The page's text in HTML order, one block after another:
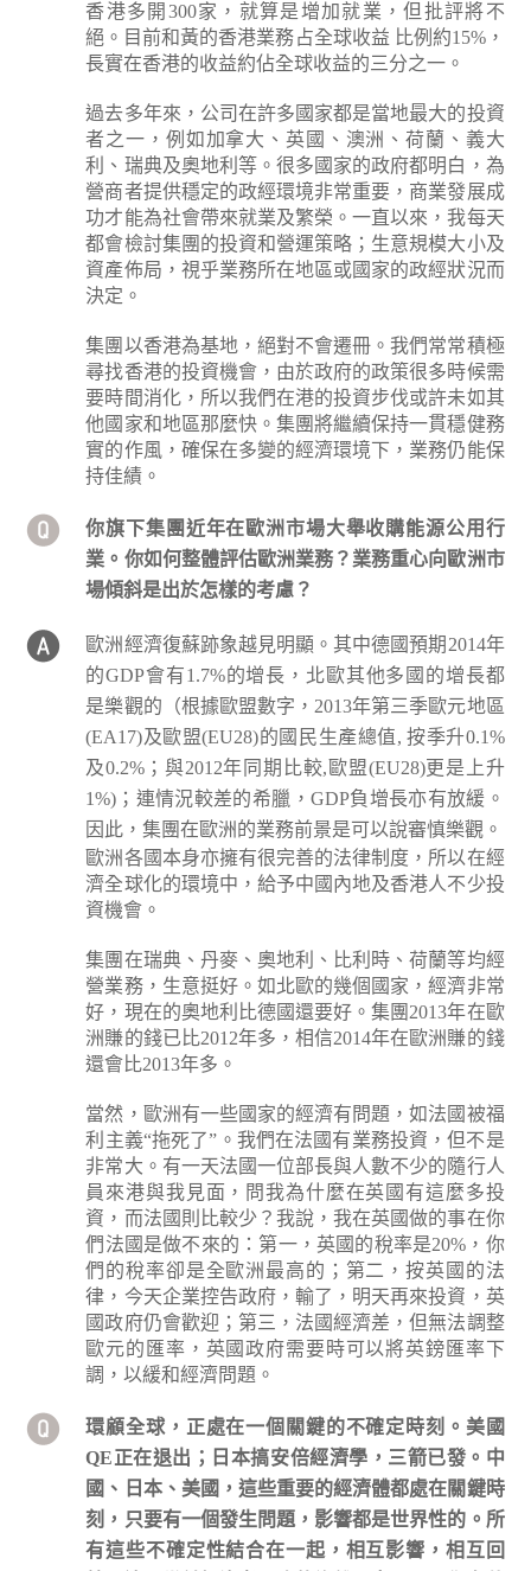
香港多開300家，就算是增加就業，但批評將不
絕。目前和黃的香港業務占全球收益 比例約15%，
長實在香港的收益約佔全球收益的三分之一。
過去多年來，公司在許多國家都是當地最大的投資
者之一，例如加拿大、英國、澳洲、荷蘭、義大
利、瑞典及奧地利等。很多國家的政府都明白，為
營商者提供穩定的政經環境非常重要，商業發展成
功才能為社會帶來就業及繁榮。一直以來，我每天
都會檢討集團的投資和營運策略；生意規模大小及
資產佈局，視乎業務所在地區或國家的政經狀況而
決定。
集團以香港為基地，絕對不會遷冊。我們常常積極
尋找香港的投資機會，由於政府的政策很多時候需
要時間消化，所以我們在港的投資步伐或許未如其
他國家和地區那麼快。集團將繼續保持一貫穩健務
實的作風，確保在多變的經濟環境下，業務仍能保
持佳績。
你旗下集團近年在歐洲市場大舉收購能源公用行
業。你如何整體評估歐洲業務？業務重心向歐洲市
場傾斜是出於怎樣的考慮？
歐洲經濟復蘇跡象越見明顯。其中德國預期2014年
的GDP會有1.7%的增長，北歐其他多國的增長都
是樂觀的（根據歐盟數字，2013年第三季歐元地區
(EA17)及歐盟(EU28)的國民生產總值, 按季升0.1%
及0.2%；與2012年同期比較,歐盟(EU28)更是上升
1%)；連情況較差的希臘，GDP負增長亦有放緩。
因此，集團在歐洲的業務前景是可以說審慎樂觀。
歐洲各國本身亦擁有很完善的法律制度，所以在經
濟全球化的環境中，給予中國內地及香港人不少投
資機會。
集團在瑞典、丹麥、奧地利、比利時、荷蘭等均經
營業務，生意挺好。如北歐的幾個國家，經濟非常
好，現在的奧地利比德國還要好。集團2013年在歐
洲賺的錢已比2012年多，相信2014年在歐洲賺的錢
還會比2013年多。
當然，歐洲有一些國家的經濟有問題，如法國被福
利主義“拖死了”。我們在法國有業務投資，但不是
非常大。有一天法國一位部長與人數不少的隨行人
員來港與我見面，問我為什麼在英國有這麼多投
資，而法國則比較少？我說，我在英國做的事在你
們法國是做不來的：第一，英國的稅率是20%，你
們的稅率卻是全歐洲最高的；第二，按英國的法
律，今天企業控告政府，輸了，明天再來投資，英
國政府仍會歡迎；第三，法國經濟差，但無法調整
歐元的匯率，英國政府需要時可以將英鎊匯率下
調，以緩和經濟問題。
環顧全球，正處在一個關鍵的不確定時刻。美國
QE正在退出；日本搞安倍經濟學，三箭已發。中
國、日本、美國，這些重要的經濟體都處在關鍵時
刻，只要有一個發生問題，影響都是世界性的。所
有這些不確定性結合在一起，相互影響，相互回